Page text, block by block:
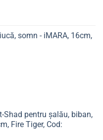
somn - iMARA, 16cm,
pentru șalău, biban,
Fire Tiger, Cod: